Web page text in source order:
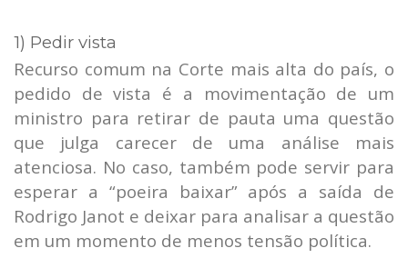
1) Pedir vista
Recurso comum na Corte mais alta do país, o
pedido de vista é a movimentação de um
ministro para retirar de pauta uma questão
que julga carecer de uma análise mais
atenciosa. No caso, também pode servir para
esperar a “poeira baixar” após a saída de
Rodrigo Janot e deixar para analisar a questão
em um momento de menos tensão política.